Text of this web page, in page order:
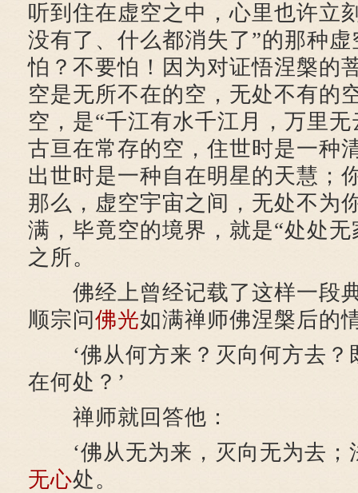
听到住在虚空之中，心里也许立
没有了、什么都消失了”的那种
怕？不要怕！因为对证悟涅槃的
空是无所不在的空，无处不有的
空，是“千江有水千江月，万里
古亘在常存的空，住世时是一种
出世时是一种自在明星的天慧；
那么，虚空宇宙之间，无处不为
满，毕竟空的境界，就是“处处
之所。
佛经上曾经记载了这样一段
顺宗问佛光如满禅师佛涅槃后的
‘佛从何方来？灭向何方去？
在何处？’
禅师就回答他：
‘佛从无为来，灭向无为去；
无心处。